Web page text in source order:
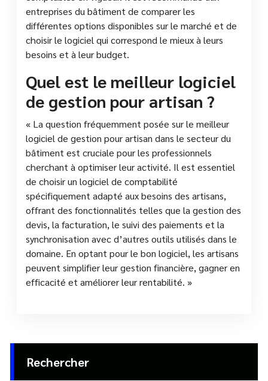
entreprises du bâtiment de comparer les
différentes options disponibles sur le marché et de
choisir le logiciel qui correspond le mieux à leurs
besoins et à leur budget.
Quel est le meilleur logiciel
de gestion pour artisan ?
« La question fréquemment posée sur le meilleur
logiciel de gestion pour artisan dans le secteur du
bâtiment est cruciale pour les professionnels
cherchant à optimiser leur activité. Il est essentiel
de choisir un logiciel de comptabilité
spécifiquement adapté aux besoins des artisans,
offrant des fonctionnalités telles que la gestion des
devis, la facturation, le suivi des paiements et la
synchronisation avec d’autres outils utilisés dans le
domaine. En optant pour le bon logiciel, les artisans
peuvent simplifier leur gestion financière, gagner en
efficacité et améliorer leur rentabilité. »
Rechercher